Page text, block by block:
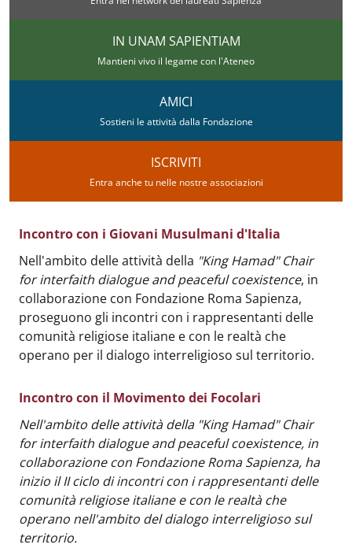
IN UNAM SAPIENTIAM
Mantieni vivo il legame con l'Ateneo
AMICI
Sostieni le attività dalla Fondazione
ISCRIVITI
Entra anche tu nelle nostre associazioni
Incontro con i Giovani Musulmani d'Italia
Body:
Nell'ambito delle attività della "King Hamad" Chair
for interfaith dialogue and peaceful coexistence, in
collaborazione con Fondazione Roma Sapienza,
proseguono gli incontri con i rappresentanti delle
comunità religiose italiane e con le realtà che
operano per il dialogo interreligioso sul territorio.
Incontro con il Movimento dei Focolari
Body:
Nell'ambito delle attività della "King Hamad" Chair
for interfaith dialogue and peaceful coexistence, in
collaborazione con Fondazione Roma Sapienza, ha
inizio il II ciclo di incontri con i rappresentanti delle
comunità religiose italiane e con le realtà che
operano nell'ambito del dialogo interreligioso sul
territorio.